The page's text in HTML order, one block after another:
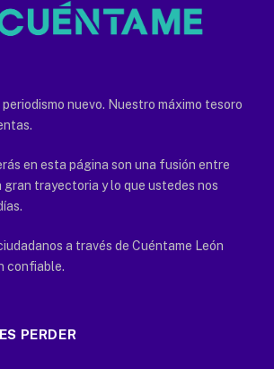
nuevo. Nuestro máximo tesoro
en esta página son una fusión entre
gran trayectoria y lo que ustedes nos
a través de Cuéntame León
confiable.
PERDER